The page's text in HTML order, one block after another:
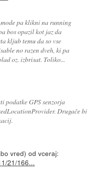
pa klikni na running
bos opazil kot jaz da
kljub temu da so vse
no razen dveh, ki pa
oz. izbrisat. Toliko...
podatke GPS senzorja
Drugače bi
vred) od vceraj:
21/166...